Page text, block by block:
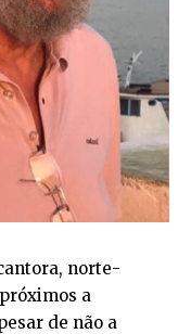
norte-
a
de não a